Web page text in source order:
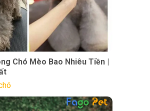
Chó Mèo Bao Nhiêu Tiền |